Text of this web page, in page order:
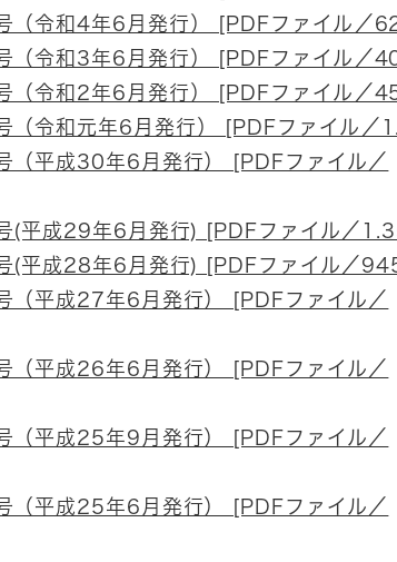
（令和4年6月発行） [PDFファイル／
（令和3年6月発行） [PDFファイル／
（令和2年6月発行） [PDFファイル／
（令和元年6月発行） [PDFファイル／
（平成30年6月発行） [PDFファイル／
(平成29年6月発行) [PDFファイル／
(平成28年6月発行) [PDFファイル／
（平成27年6月発行） [PDFファイル／
（平成26年6月発行） [PDFファイル／
（平成25年9月発行） [PDFファイル／
（平成25年6月発行） [PDFファイル／